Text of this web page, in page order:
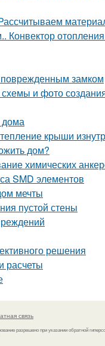
Конвектор
поврежденным замком
и фото
дома
крыши
дом?
химических
SMD элементов
мечты
пустой стены
решения
расчеты
связь
разрешено при указании обратной